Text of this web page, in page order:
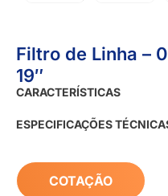
Filtro de Linha –
19″
CARACTERÍSTICAS
ESPECIFICAÇÕES
COTAÇÃO